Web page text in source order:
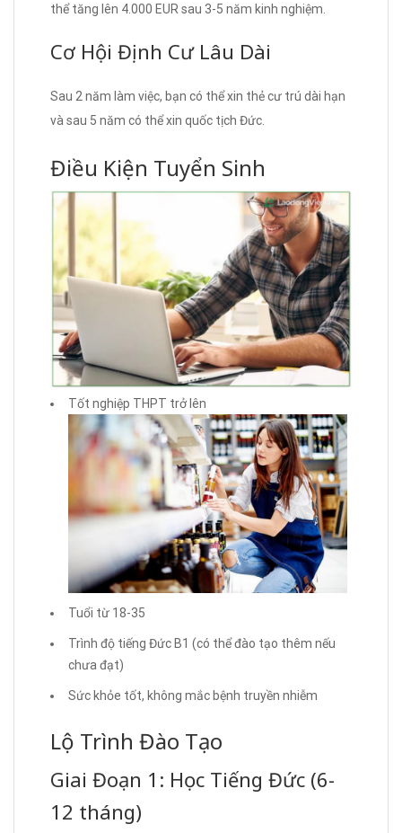
thể tăng lên 4.000 EUR sau 3-5 năm kinh nghiệm.
Cơ Hội Định Cư Lâu Dài
Sau 2 năm làm việc, bạn có thể xin thẻ cư trú dài hạn
và sau 5 năm có thể xin quốc tịch Đức.
Điều Kiện Tuyển Sinh
Tốt nghiệp THPT trở lên
Tuổi từ 18-35
Trình độ tiếng Đức B1 (có thể đào tạo thêm nếu
chưa đạt)
Sức khỏe tốt, không mắc bệnh truyền nhiễm
Lộ Trình Đào Tạo
Giai Đoạn 1: Học Tiếng Đức (6-
12 tháng)